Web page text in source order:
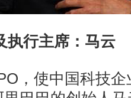
执行主席：马云
，使中国科技